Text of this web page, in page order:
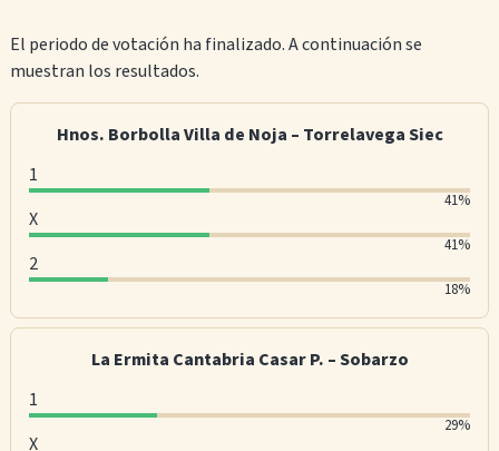
El periodo de votación ha finalizado. A continuación se
muestran los resultados.
Hnos. Borbolla Villa de Noja – Torrelavega Siec
1
41%
1
:
4
%
v
o
X
41%
X
:
1
o
f
2
18%
2
:
%
o
La Ermita Cantabria Casar P. – Sobarzo
1
29%
1
X